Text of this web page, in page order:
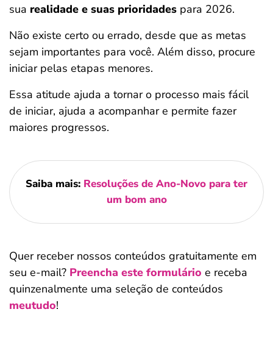
sua realidade e suas prioridades para 2026.
Não existe certo ou errado, desde que as metas
sejam importantes para você. Além disso, procure
iniciar pelas etapas menores.
Essa atitude ajuda a tornar o processo mais fácil
de iniciar, ajuda a acompanhar e permite fazer
maiores progressos.
Saiba mais: Resoluções de Ano-Novo para ter
um bom ano
Quer receber nossos conteúdos gratuitamente em
seu e-mail? Preencha este formulário e receba
quinzenalmente uma seleção de conteúdos
meutudo!